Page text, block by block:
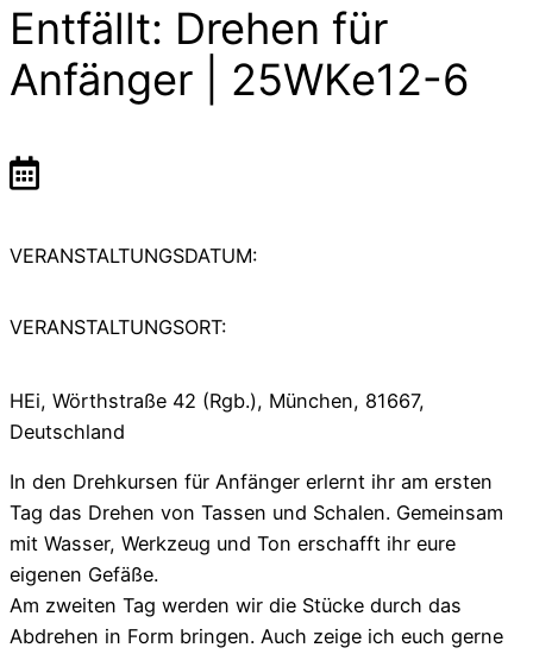
Entfällt: Drehen für
Anfänger | 25WKe12-6
VERANSTALTUNGSDATUM:
VERANSTALTUNGSORT:
HEi, Wörthstraße 42 (Rgb.), München, 81667,
Deutschland
In den Drehkursen für Anfänger erlernt ihr am ersten
Tag das Drehen von Tassen und Schalen. Gemeinsam
mit Wasser, Werkzeug und Ton erschafft ihr eure
eigenen Gefäße.
Am zweiten Tag werden wir die Stücke durch das
Abdrehen in Form bringen. Auch zeige ich euch gerne